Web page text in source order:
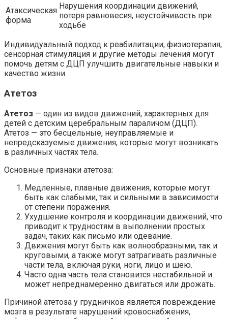
Атаксическая
форма
Нарушения координации движений,
потеря равновесия, неустойчивость при
ходьбе
Индивидуальный подход к реабилитации, физиотерапия,
сенсорная стимуляция и другие методы лечения могут
помочь детям с ДЦП улучшить двигательные навыки и
качество жизни.
Атетоз
Атетоз — один из видов движений, характерных для
детей с детским церебральным параличом (ДЦП).
Атетоз — это бесцельные, неуправляемые и
непредсказуемые движения, которые могут возникать
в различных частях тела.
Основные признаки атетоза:
Медленные, плавные движения, которые могут
быть как слабыми, так и сильными в зависимости
от степени поражения.
Ухудшение контроля и координации движений, что
приводит к трудностям в выполнении простых
задач, таких как письмо или одевание.
Движения могут быть как волнообразными, так и
круговыми, а также могут затрагивать различные
части тела, включая руки, ноги, лицо и шею.
Часто одна часть тела становится нестабильной и
может непреднамеренно двигаться или дрожать.
Причиной атетоза у грудничков является повреждение
мозга в результате нарушений кровоснабжения,